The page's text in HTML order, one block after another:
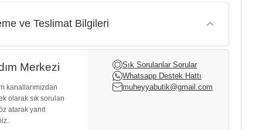
ve Teslimat Bilgileri
Merkezi
kanallarımızdan
olarak sık sorulan
atarak yanıt
Sık Sorulanlar Sorular
Whatsapp Destek Hattı
muheyyabutik@gmail.com